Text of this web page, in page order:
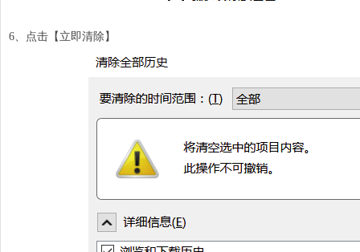
6、点击【立即清除】